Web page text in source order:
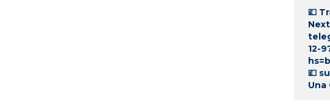
💷
12-
💷 su
Una